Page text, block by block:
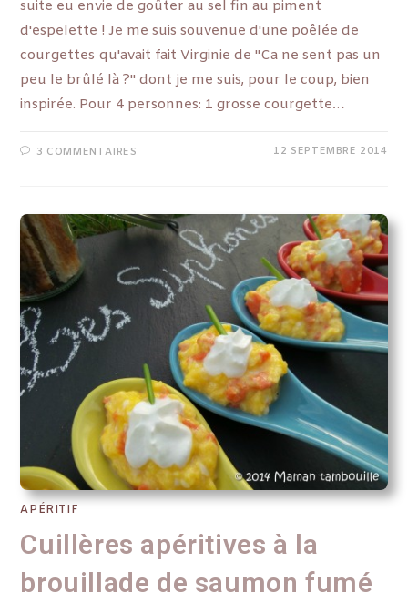
suite eu envie de goûter au sel fin au piment
d'espelette ! Je me suis souvenue d'une poêlée de
courgettes qu'avait fait Virginie de "Ca ne sent pas un
peu le brûlé là ?" dont je me suis, pour le coup, bien
inspirée. Pour 4 personnes: 1 grosse courgette…
3 COMMENTAIRES 12 SEPTEMBRE 2014
APÉRITIF
Cuillères apéritives à la
brouillade de saumon fumé